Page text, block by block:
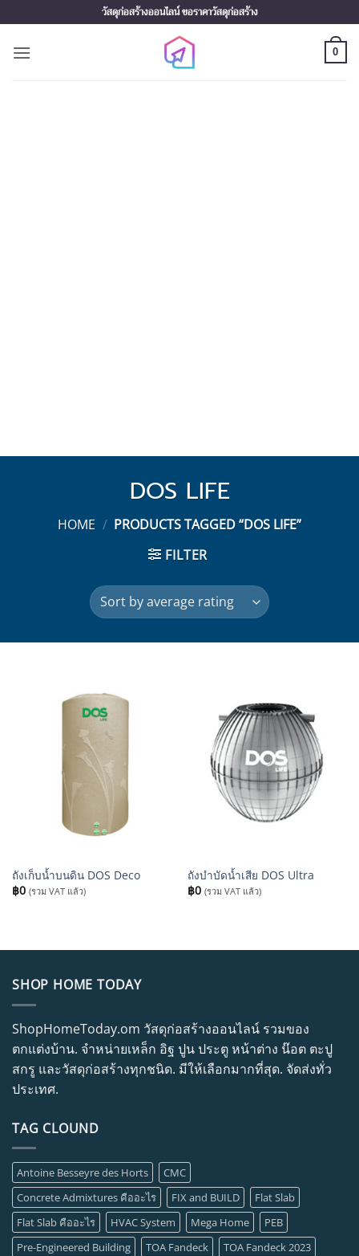
to
content
วัสดุก่อสร้างออนไลน์ ขอราคาวัสดุก่อสร้าง
0
DOS LIFE
HOME / PRODUCTS TAGGED “DOS LIFE”
FILTER
ถังเก็บน้ำบนดิน DOS Deco
฿0 (รวม VAT แล้ว)
ถังบำบัดน้ำเสีย DOS Ultra
฿0 (รวม VAT แล้ว)
SHOP HOME TODAY
ShopHomeToday.om วัสดุก่อสร้างออนไลน์ รวมของ
ตกแต่งบ้าน. จำหน่ายเหล็ก อิฐ ปูน ประตู หน้าต่าง น๊อต ตะปู
สกรู และวัสดุก่อสร้างทุกชนิด. มีให้เลือกมากที่สุด. จัดส่งทั่ว
ประเทศ.
TAG CLOUND
Antoine Besseyre des Horts
CMC
Concrete Admixtures คืออะไร
FIX and BUILD
Flat Slab
Flat Slab คืออะไร
HVAC System Mega Home
PEB
Pre-Engineered Building
TOA Fandeck
TOA Fandeck 2023